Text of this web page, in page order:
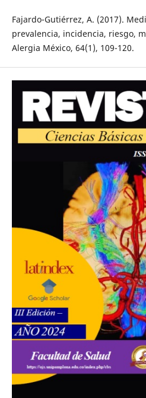
Fajardo-Gutiérrez, A. (2017).
prevalencia, incidencia, riesgo,
Alergia México, 64(1), 109-120.